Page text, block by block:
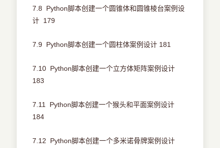
7.8 Python脚本创建一个圆锥体和圆锥棱台案例设
计 179
7.9 Python脚本创建一个圆柱体案例设计 181
7.10 Python脚本创建一个立方体矩阵案例设计
183
7.11 Python脚本创建一个猴头和平面案例设计
184
7.12 Python脚本创建一个多米诺骨牌案例设计